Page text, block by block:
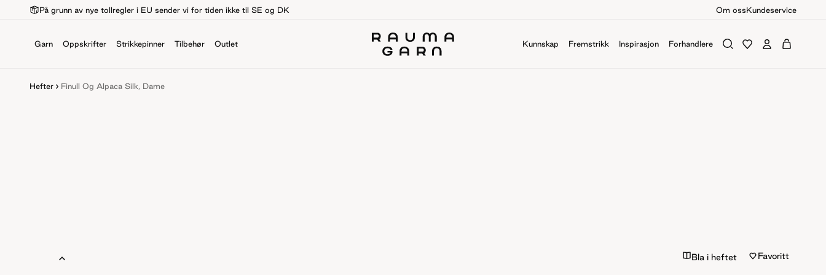
På grunn av nye tollregler i EU sender vi for tiden ikke til SE og DK Om ossKundeservice
Garn Oppskrifter Strikkepinner Tilbehør Outlet Kunnskap Fremstrikk Inspirasjon Forhandlere
Hefter Finull Og Alpaca Silk, Dame
Bla i heftet Favoritt